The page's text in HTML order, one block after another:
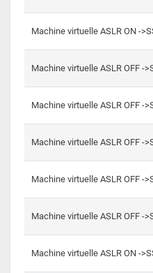
Machine virtuelle ASLR ON -
Machine virtuelle ASLR OFF -
Machine virtuelle ASLR OFF -
Machine virtuelle ASLR OFF -
Machine virtuelle ASLR OFF -
Machine virtuelle ASLR OFF -
Machine virtuelle ASLR ON -